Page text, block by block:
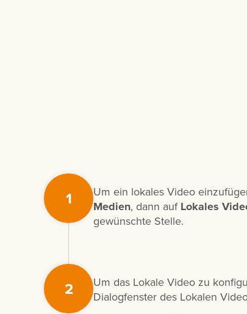
1 Um ein lokales Video
Medien, dann auf Lokales
gewünschte Stelle.
2 Um das Lokale Video zu
Dialogfenster des Lokalen